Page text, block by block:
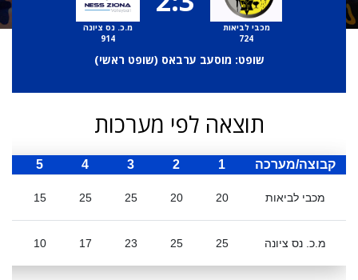
מכבי לביאות
724
מ.כ. נס ציונה
914
שופט: מוסעב ערבאס (שופט ראשי)
תוצאה לפי מערכות
קבוצה/מערכה 1
2
3
4
5
מכבי לביאות 20
20
25
25
15
מ.כ. נס ציונה 25
25
23
17
10